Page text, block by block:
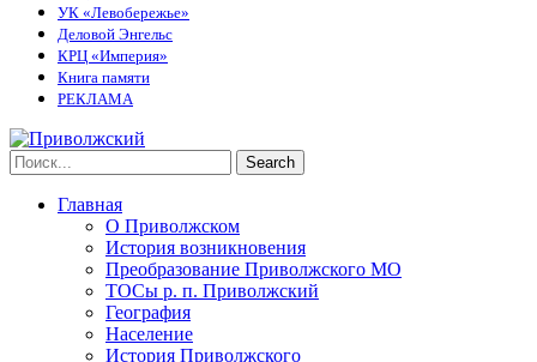
УК «Левобережье»
Деловой Энгельс
КРЦ «Империя»
Книга памяти
РЕКЛАМА
Главная
О Приволжском
История возникновения
Преобразование Приволжского МО
ТОСы р. п. Приволжский
География
Население
История Приволжского